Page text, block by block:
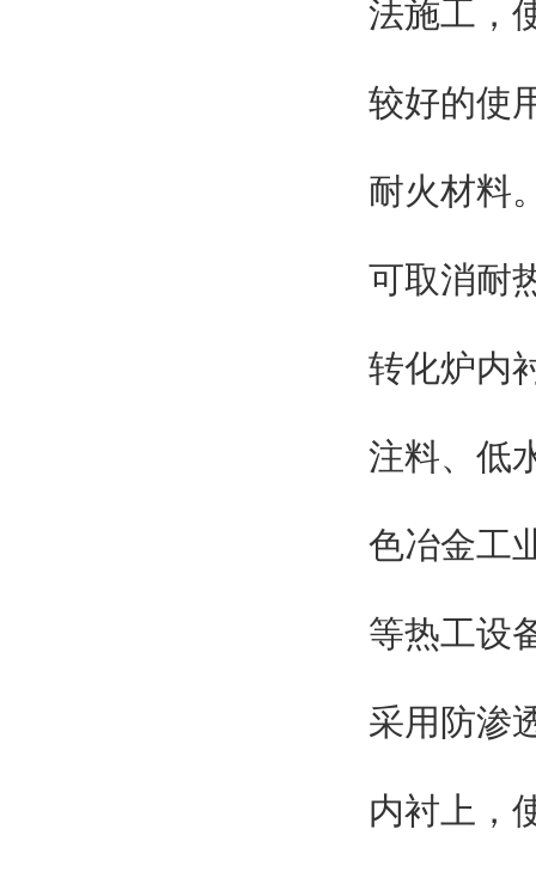
法施工，
较好的使
耐火材料
可取消耐
转化炉内
注料、低
色冶金工
等热工设
采用防渗
内衬上，